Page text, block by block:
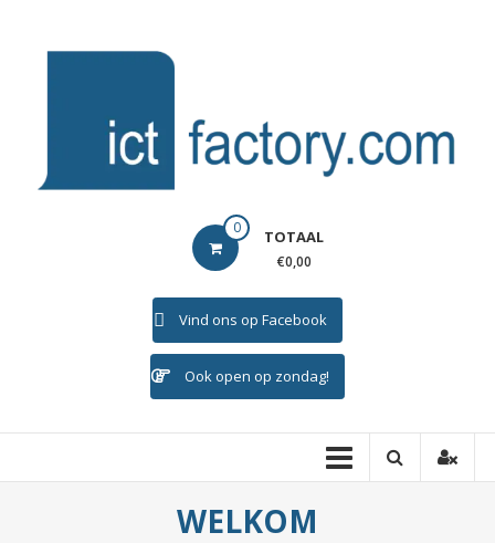
ICTFACTORY 0 TOTAAL
€0,00
Vind ons op Facebook
Ook open op zondag!
WELKOM